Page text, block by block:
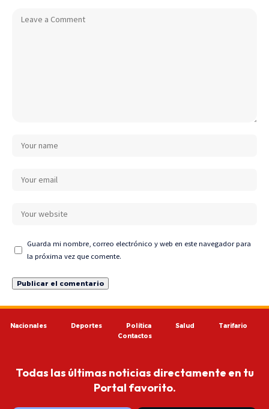
Guarda mi nombre, correo electrónico y web en este navegador para
la próxima vez que comente.
Nacionales Deportes Política Salud
Tarifario
Contactos
Todas las últimas noticias directamente en tu
Portal favorito.